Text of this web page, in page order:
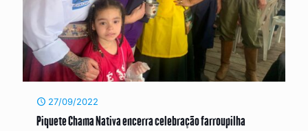
27/09/2022
Piquete Chama Nativa encerra celebração farroupilha